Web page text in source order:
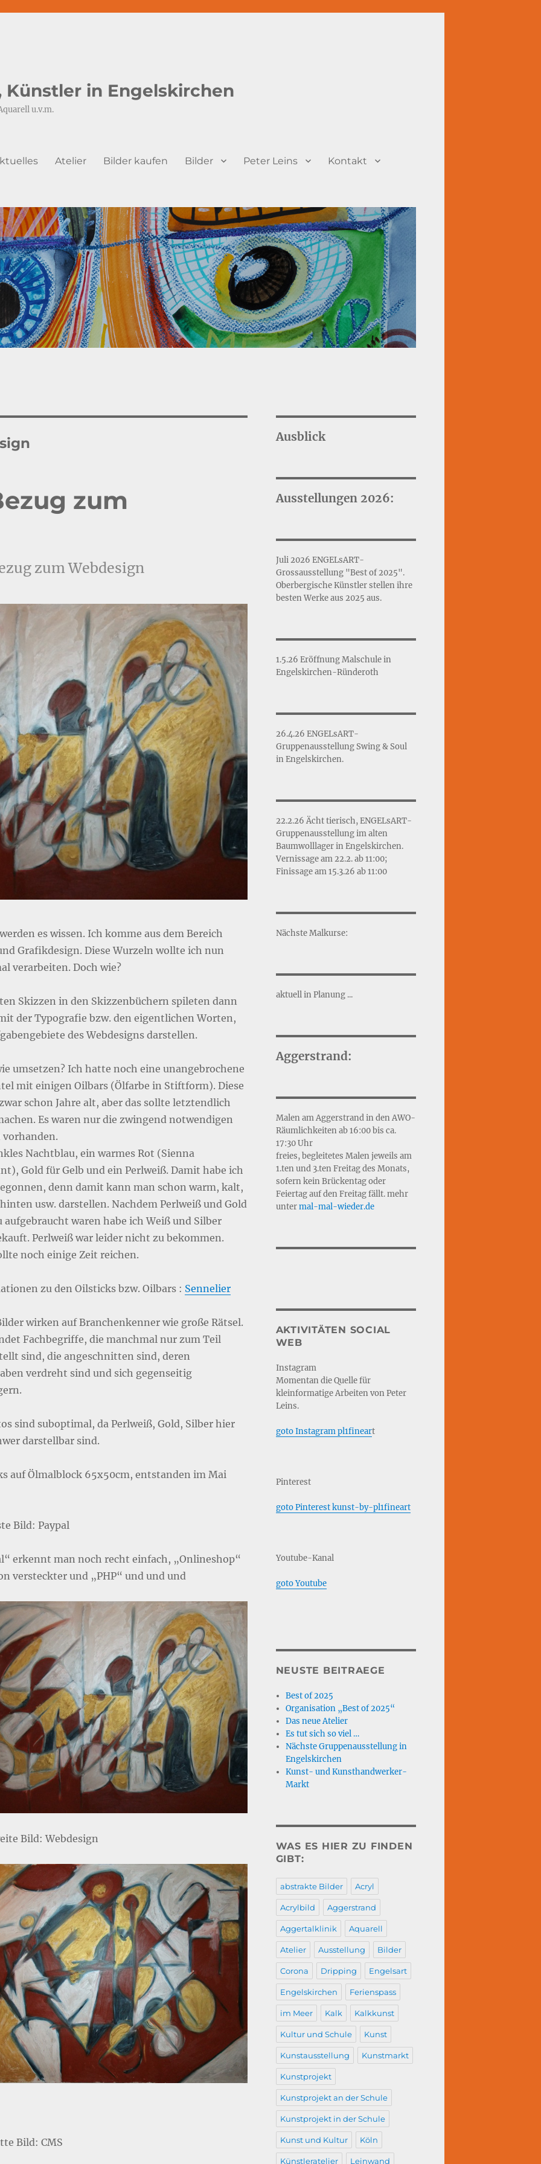
Künstler in Engelskirchen
u.v.m.
Atelier Bilder kaufen Bilder Peter Leins Kontakt
zum
zum Webdesign
es wissen. Ich komme aus dem Bereich
Grafikdesign. Diese Wurzeln wollte ich nun
verarbeiten. Doch wie?
Skizzen in den Skizzenbüchern spileten dann
der Typografie bzw. den eigentlichen Worten,
des Webdesigns darstellen.
umsetzen? Ich hatte noch eine unangebrochene
mit einigen Oilbars (Ölfarbe in Stiftform). Diese
schon Jahre alt, aber das sollte letztendlich
Es waren nur die zwingend notwendigen
vorhanden.
Nachtblau, ein warmes Rot (Sienna
Gold für Gelb und ein Perlweiß. Damit habe ich
denn damit kann man schon warm, kalt,
usw. darstellen. Nachdem Perlweiß und Gold
aufgebraucht waren habe ich Weiß und Silber
Perlweiß war leider nicht zu bekommen.
noch einige Zeit reichen.
zu den Oilsticks bzw. Oilbars : Sennelier
wirken auf Branchenkenner wie große Rätsel.
Fachbegriffe, die manchmal nur zum Teil
sind, die angeschnitten sind, deren
verdreht sind und sich gegenseitig
sind suboptimal, da Perlweiß, Gold, Silber hier
darstellbar sind.
auf Ölmalblock 65x50cm, entstanden im Mai
Bild: Paypal
erkennt man noch recht einfach, „Onlineshop“
versteckter und „PHP“ und und und
Bild: Webdesign
Bild: CMS
Ausblick
Ausstellungen 2026:
Juli 2026 ENGELsART-
Grossausstellung "Best of 2025".
Oberbergische Künstler stellen ihre
besten Werke aus 2025 aus.
1.5.26 Eröffnung Malschule in
Engelskirchen-Ründeroth
26.4.26 ENGELsART-
Gruppenausstellung Swing & Soul
in Engelskirchen.
22.2.26 Ächt tierisch, ENGELsART-
Gruppenausstellung im alten
Baumwolllager in Engelskirchen.
Vernissage am 22.2. ab 11:00;
Finissage am 15.3.26 ab 11:00
Nächste Malkurse:
aktuell in Planung ...
Aggerstrand:
Malen am Aggerstrand in den AWO-
Räumlichkeiten ab 16:00 bis ca.
17:30 Uhr
freies, begleitetes Malen jeweils am
1.ten und 3.ten Freitag des Monats,
sofern kein Brückentag oder
Feiertag auf den Freitag fällt. mehr
untermal-mal-wieder.de
AKTIVITÄTEN SOCIAL
WEB
Instagram
Momentan die Quelle für
kleinformatige Arbeiten von Peter
Leins.
goto Instagram pl1fineart
Pinterest
goto Pinterest kunst-by-pl1fineart
Youtube-Kanal
goto Youtube
NEUSTE BEITRAEGE
Best of 2025
Organisation „Best of 2025“
Das neue Atelier
Es tut sich so viel …
Nächste Gruppenausstellung in
Engelskirchen
Kunst- und Kunsthandwerker-
Markt
WAS ES HIER ZU FINDEN
GIBT:
abstrakte Bilder Acryl
Acrylbild Aggerstrand
Aggertalklinik Aquarell
Atelier Ausstellung Bilder
Corona Dripping Engelsart
Engelskirchen Ferienspass
im Meer Kalk Kalkkunst
Kultur und Schule Kunst
Kunstausstellung Kunstmarkt
Kunstprojekt
Kunstprojekt an der Schule
Kunstprojekt in der Schule
Kunst und Kultur Köln
Künstleratelier Leinwand